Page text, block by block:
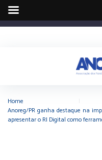
Home
Anoreg/PR ganha destaque na
apresentar o RI Digital como